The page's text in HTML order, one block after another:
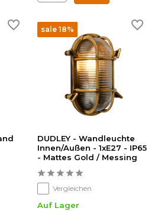
sale 18%
DUDLEY - Wandleuchte
Innen/Außen - 1xE27 - IP65
- Mattes Gold / Messing
Vergleichen
Auf Lager